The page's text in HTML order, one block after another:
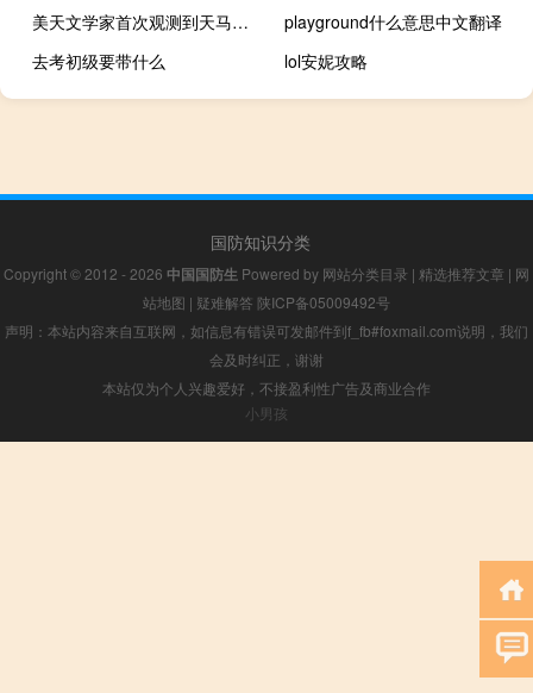
美天文学家首次观测到天马座行星也拥有大气层
playground什么意思中文翻译
去考初级要带什么
lol安妮攻略
国防知识分类
Copyright © 2012 - 2026 中国国防生 Powered by 网站分类目录 | 精选推荐文章 | 网
站地图 | 疑难解答 陕ICP备05009492号
声明：本站内容来自互联网，如信息有错误可发邮件到f_fb#foxmail.com说明，我们
会及时纠正，谢谢
本站仅为个人兴趣爱好，不接盈利性广告及商业合作
小男孩